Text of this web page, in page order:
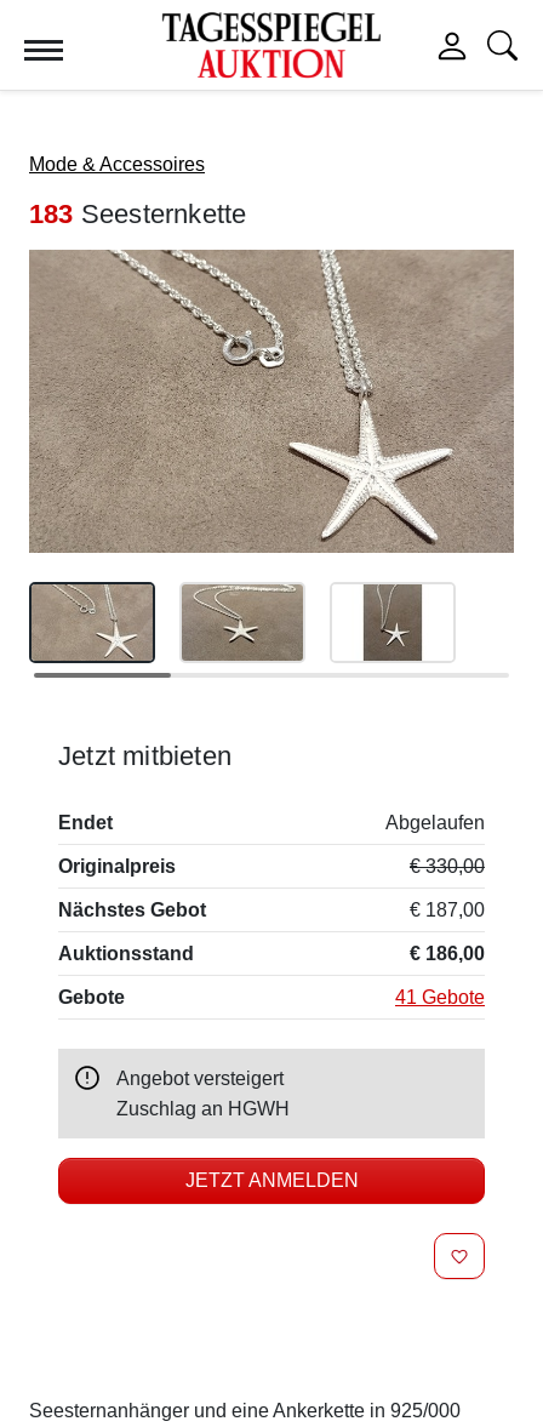
Mode & Accessoires
183 Seesternkette
Jetzt mitbieten
Endet Abgelaufen
Originalpreis € 330,00
Nächstes Gebot € 187,00
Auktionsstand € 186,00
Gebote 41 Gebote
Angebot versteigert
Zuschlag an HGWH
JETZT ANMELDEN
MERKEN
Beschreibung
Seesternanhänger und eine Ankerkette in 925/000